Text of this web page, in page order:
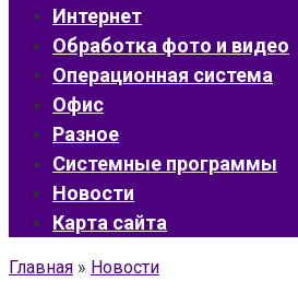
Интернет
Обработка фото и видео
Операционная система
Офис
Разное
Системные программы
Новости
Карта сайта
Главная » Новости